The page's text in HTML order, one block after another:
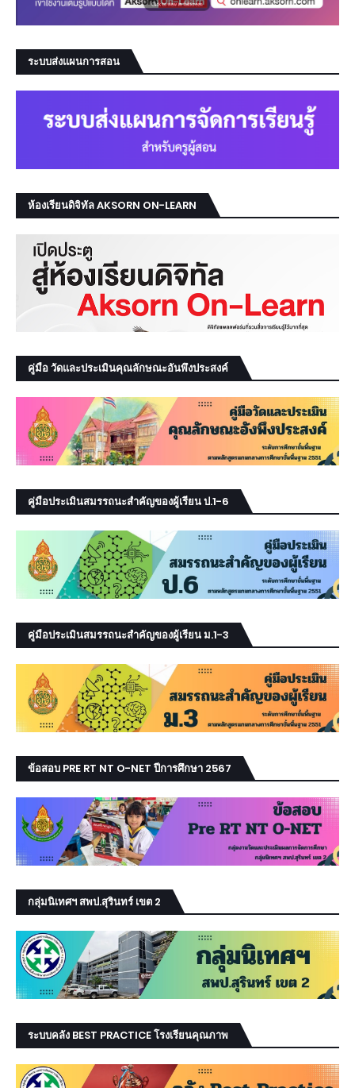
ระบบส่งแผนการสอน
ห้องเรียนดิจิทัล AKSORN ON-LEARN
คู่มือ วัดและประเมินคุณลักษณะอันพึงประสงค์
คู่มือประเมินสมรรถนะสำคัญของผู้เรียน ป.1-6
คู่มือประเมินสมรรถนะสำคัญของผู้เรียน ม.1-3
ข้อสอบ PRE RT NT O-NET ปีการศึกษา 2567
กลุ่มนิเทศฯ สพป.สุรินทร์ เขต 2
ระบบคลัง BEST PRACTICE โรงเรียนคุณภาพ